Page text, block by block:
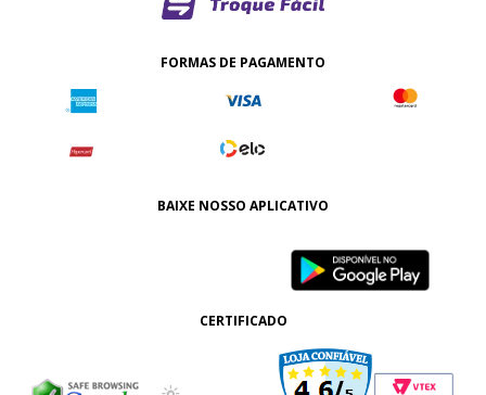
FORMAS DE PAGAMENTO
BAIXE NOSSO APLICATIVO
CERTIFICADO